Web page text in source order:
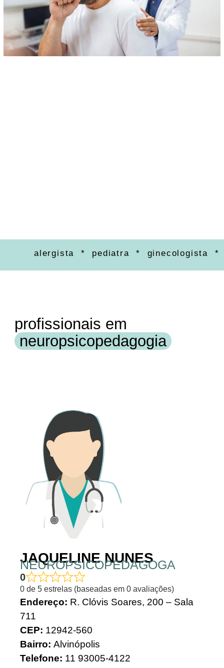
alergista * pediatra * ginecologista *
profissionais em
neuropsicopedagogia
JAQUELINE NUNES
NEUROPSICOPEDAGOGA
0
0 de 5 estrelas (baseadas em 0 avaliações)
Endereço: R. Clóvis Soares, 200 – Sala
711
CEP: 12942-560
Bairro: Alvinópolis
Telefone: 11 93005-4122